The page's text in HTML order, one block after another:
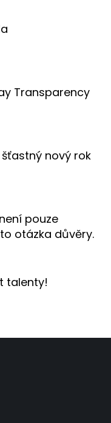
Transparency
nový rok
pouze
otázka důvěry.
talenty!